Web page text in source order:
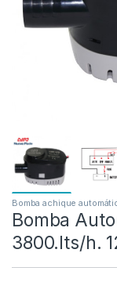
Bomba achique
Bomba
3800.lts/h.